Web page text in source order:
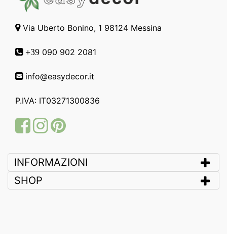
Via Uberto Bonino, 1 98124 Messina
+39 090 902 2081
info@easydecor.it
P.IVA: IT03271300836
FacebookInstagram
Pinterest
INFORMAZIONI
SHOP